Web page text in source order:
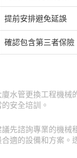
提前安排避免延誤
確認包含第三者保險
水管更換工程機械
安全培訓。
先諮詢專業的機
適的設備和方案